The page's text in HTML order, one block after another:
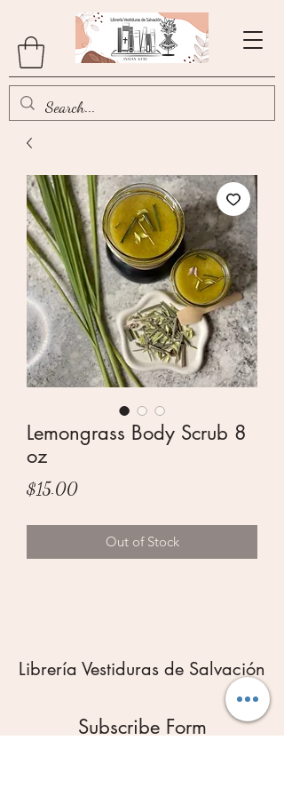
Lemongrass Body Scrub 8
oz
$15.00Price
Out of Stock
Librería Vestiduras de Salvación
Subscribe Form